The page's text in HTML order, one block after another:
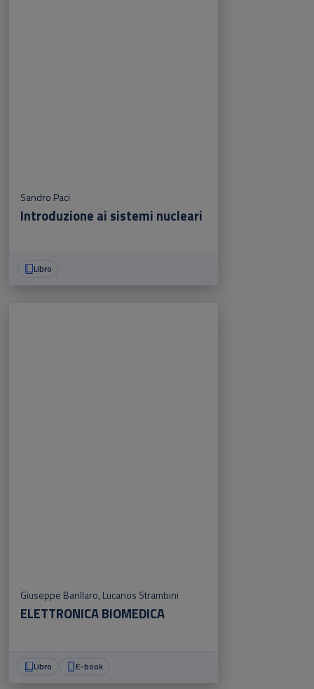
Sandro Paci
Introduzione ai sistemi nucleari
Libro
Giuseppe Barillaro, Lucanos Strambini
ELETTRONICA BIOMEDICA
Libro E-book